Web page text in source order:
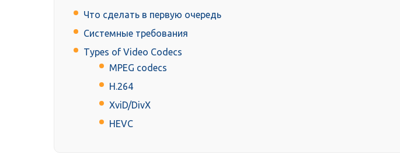
Что сделать в первую очередь
Системные требования
Types of Video Codecs
MPEG codecs
H.264
XviD/DivX
HEVC